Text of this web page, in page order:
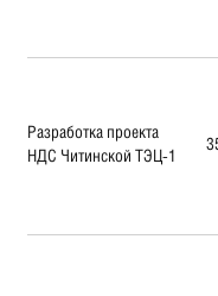
Разработка проекта
НДС Читинской ТЭЦ-1